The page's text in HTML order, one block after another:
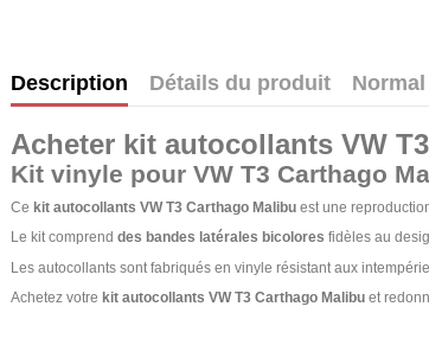
Description Détails du produit
Acheter kit autocollants VW
Kit vinyle pour VW T3 Carthago
Ce kit autocollants VW T3 Carthago Malibu est une
Le kit comprend des bandes latérales bicolores fidèles au
Les autocollants sont fabriqués en vinyle résistant aux
Achetez votre kit autocollants VW T3 Carthago Malibu et